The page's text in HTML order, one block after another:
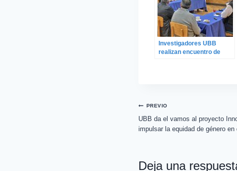
Investigadores UBB
realizan encuentro de
PREVIO
UBB da el vamos al proyecto
impulsar la equidad de género
Deja una